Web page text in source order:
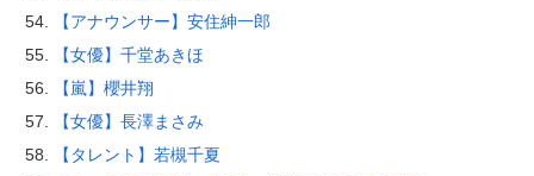
【アナウンサー】安住紳一郎
【女優】千堂あきほ
【嵐】櫻井翔
【女優】長澤まさみ
【タレント】若槻千夏